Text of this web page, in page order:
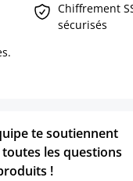
Chiffrement
sécurisés
te soutiennent
les questions
!